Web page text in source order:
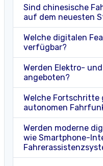
Sind chinesische
auf dem neuesten
Welche digitalen
verfügbar?
Werden Elektro-
angeboten?
Welche Fortschritte
autonomen
Werden moderne
wie Smartphone-